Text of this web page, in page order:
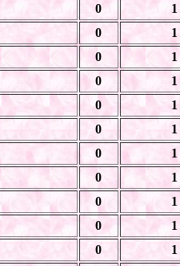
0 1
0 1
0 1
0 1
0 1
0 1
0 1
0 1
0 1
0 1
0 1